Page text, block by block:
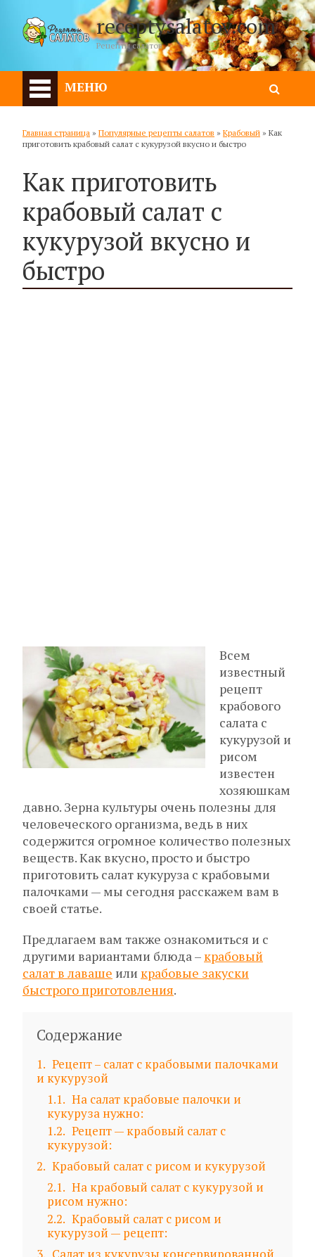
receptysalatov.com
Рецепты салатов
МЕНЮ
Главная страница » Популярные рецепты салатов » Крабовый » Как
приготовить крабовый салат с кукурузой вкусно и быстро
Как приготовить
крабовый салат с
кукурузой вкусно и
быстро
Всем
известный
рецепт
крабового
салата с
кукурузой и
рисом
известен
хозяюшкам
давно. Зерна культуры очень полезны для
человеческого организма, ведь в них
содержится огромное количество полезных
веществ. Как вкусно, просто и быстро
приготовить салат кукуруза с крабовыми
палочками — мы сегодня расскажем вам в
своей статье.
Предлагаем вам также ознакомиться и с
другими вариантами блюда –крабовый
салат в лаваше или крабовые закуски
быстрого приготовления.
Содержание
1
Рецепт – салат с крабовыми палочками
и кукурузой
1.1
На салат крабовые палочки и
кукуруза нужно:
1.2
Рецепт — крабовый салат с
кукурузой:
2
Крабовый салат с рисом и кукурузой
2.1
На крабовый салат с кукурузой и
рисом нужно:
2.2
Крабовый салат с рисом и
кукурузой — рецепт: